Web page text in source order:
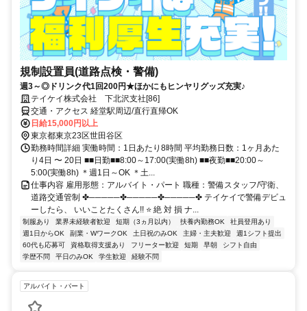
規制設置員(道路点検・警備)
週3～◎ドリンク代1回200円★ほかにもヒンヤリグッズ充実♪
テイケイ株式会社 下北沢支社[86]
交通・アクセス 経堂駅周辺/直行直帰OK
日給15,000円以上
東京都東京23区世田谷区
勤務時間詳細 実働時間：1日あたり8時間 平均勤務日数：1ヶ月あた
り4日 〜 20日 ■■日勤■■8:00～17:00(実働8h) ■■夜勤■■20:00～
5:00(実働8h) ＊週1日～OK ＊土...
仕事内容 雇用形態：アルバイト・パート 職種：警備スタッフ/守衛、
道路交通管制 ✤─────✤─────✤─────✤ テイケイで警備デビュ
ーしたら、 いいことたくさん!! ⭐ 絶 対 損 ナ...
制服あり 業界未経験者歓迎 短期（3ヵ月以内） 扶養内勤務OK
社員登用あり
週1日からOK
副業・WワークOK 土日祝のみOK 主婦・主夫歓迎
週1シフト提出
60代も応募可
資格取得支援あり フリーター歓迎 短期 早朝
シフト自由
学歴不問
平日のみOK 学生歓迎 経験不問
アルバイト・パート